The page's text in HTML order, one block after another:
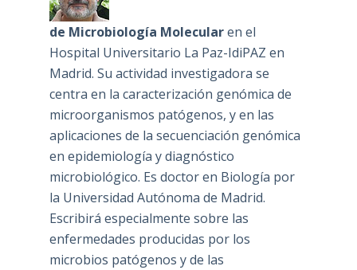
de Microbiología Molecularen el
Hospital Universitario La Paz-IdiPAZ en
Madrid. Su actividad investigadora se
centra en la caracterización genómica de
microorganismos patógenos, y en las
aplicaciones de la secuenciación genómica
en epidemiología y diagnóstico
microbiológico. Es doctor en Biología por
la Universidad Autónoma de Madrid.
Escribirá especialmente sobre las
enfermedades producidas por los
microbios patógenos y de las